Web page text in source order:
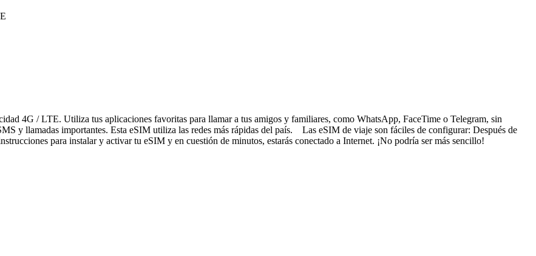
4G / LTE. Utiliza tus aplicaciones favoritas para llamar a tus amigos y familiares, como WhatsApp, FaceTime o Telegram, sin
y llamadas importantes. Esta eSIM utiliza las redes más rápidas del país. Las eSIM de viaje son fáciles de configurar: Después de
para instalar y activar tu eSIM y en cuestión de minutos, estarás conectado a Internet. ¡No podría ser más sencillo!